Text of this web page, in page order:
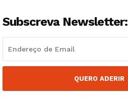
Subscreva Newsletter:
QUERO ADERIR